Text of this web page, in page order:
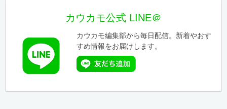
カウカモ公式 LINE＠
カウカモ編集部から毎日配信。新着やおす
すめ情報をお届けします。